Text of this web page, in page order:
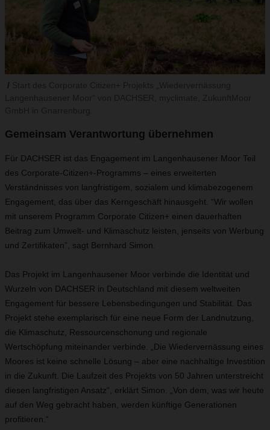
Gemeinsam Verantwortung übernehmen
Für DACHSER ist das Engagement im Langenhausener Moor Teil
des Corporate-Citizen+-Programms – eines erweiterten
Verständnisses von langfristigem, sozialem und klimabezogenem
Engagement, das über das Kerngeschäft hinausgeht. “Wir wollen
mit unserem Programm Corporate Citizen+ einen dauerhaften
Beitrag zum Umwelt- und Klimaschutz leisten, jenseits von Werbung
und Zertifikaten”, sagt Bernhard Simon.
Das Projekt im Langenhausener Moor verbinde die Identität und
Wurzeln von DACHSER in Deutschland mit diesem weltweiten
Engagement für bessere Lebensbedingungen und Stabilität. Das
Projekt stehe exemplarisch für eine neue Form der Landnutzung,
die Klimaschutz, Ressourcenschonung und regionale
Wertschöpfung miteinander verbinde. „Die Wiedervernässung eines
Moores ist keine schnelle Lösung – aber eine nachhaltige Investition
in die Zukunft. Die Laufzeit des Projekts von 50 Jahren unterstreicht
diesen langfristigen Ansatz“, erklärt Simon. „Von dem, was wir heute
auf den Weg gebracht haben, werden künftige Generationen
profitieren.“